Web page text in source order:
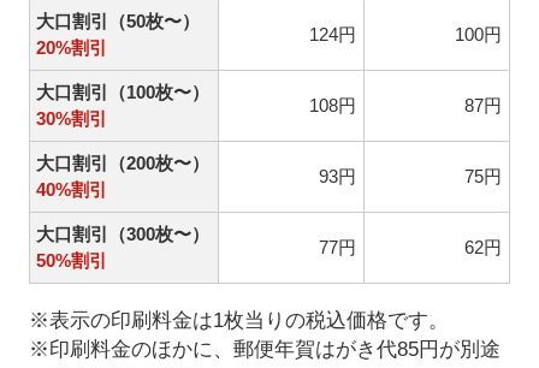
大口割引（50枚〜）
20%割引
124円 100円
大口割引（100枚〜）
30%割引
108円 87円
大口割引（200枚〜）
40%割引
93円 75円
大口割引（300枚〜）
50%割引
77円 62円
※表示の印刷料金は1枚当りの税込価格です。
※印刷料金のほかに、郵便年賀はがき代85円が別途